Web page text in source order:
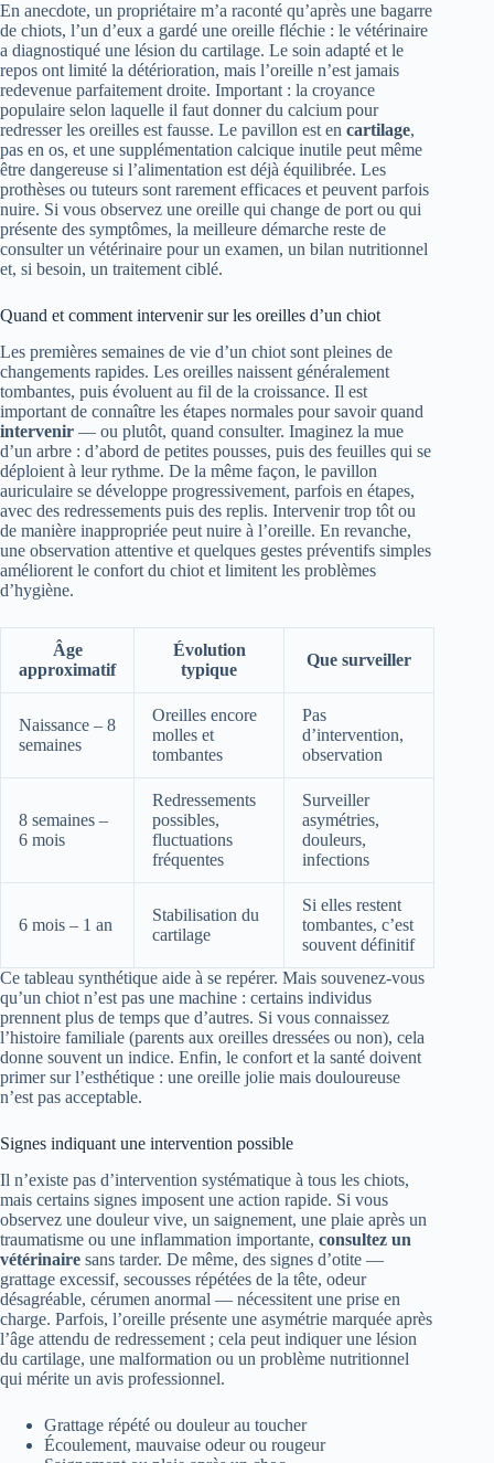
En anecdote, un propriétaire m’a raconté qu’après une bagarre
de chiots, l’un d’eux a gardé une oreille fléchie : le vétérinaire
a diagnostiqué une lésion du cartilage. Le soin adapté et le
repos ont limité la détérioration, mais l’oreille n’est jamais
redevenue parfaitement droite. Important : la croyance
populaire selon laquelle il faut donner du calcium pour
redresser les oreilles est fausse. Le pavillon est en cartilage,
pas en os, et une supplémentation calcique inutile peut même
être dangereuse si l’alimentation est déjà équilibrée. Les
prothèses ou tuteurs sont rarement efficaces et peuvent parfois
nuire. Si vous observez une oreille qui change de port ou qui
présente des symptômes, la meilleure démarche reste de
consulter un vétérinaire pour un examen, un bilan nutritionnel
et, si besoin, un traitement ciblé.
Quand et comment intervenir sur les oreilles d’un chiot
Les premières semaines de vie d’un chiot sont pleines de
changements rapides. Les oreilles naissent généralement
tombantes, puis évoluent au fil de la croissance. Il est
important de connaître les étapes normales pour savoir quand
intervenir — ou plutôt, quand consulter. Imaginez la mue
d’un arbre : d’abord de petites pousses, puis des feuilles qui se
déploient à leur rythme. De la même façon, le pavillon
auriculaire se développe progressivement, parfois en étapes,
avec des redressements puis des replis. Intervenir trop tôt ou
de manière inappropriée peut nuire à l’oreille. En revanche,
une observation attentive et quelques gestes préventifs simples
améliorent le confort du chiot et limitent les problèmes
d’hygiène.
Âge
approximatif
Évolution
typique
Que surveiller
Naissance – 8
semaines
Oreilles encore
molles et
tombantes
Pas
d’intervention,
observation
8 semaines –
6 mois
Redressements
possibles,
fluctuations
fréquentes
Surveiller
asymétries,
douleurs,
infections
6 mois – 1 an
Stabilisation du
cartilage
Si elles restent
tombantes, c’est
souvent définitif
Ce tableau synthétique aide à se repérer. Mais souvenez-vous
qu’un chiot n’est pas une machine : certains individus
prennent plus de temps que d’autres. Si vous connaissez
l’histoire familiale (parents aux oreilles dressées ou non), cela
donne souvent un indice. Enfin, le confort et la santé doivent
primer sur l’esthétique : une oreille jolie mais douloureuse
n’est pas acceptable.
Signes indiquant une intervention possible
Il n’existe pas d’intervention systématique à tous les chiots,
mais certains signes imposent une action rapide. Si vous
observez une douleur vive, un saignement, une plaie après un
traumatisme ou une inflammation importante, consultez un
vétérinaire sans tarder. De même, des signes d’otite —
grattage excessif, secousses répétées de la tête, odeur
désagréable, cérumen anormal — nécessitent une prise en
charge. Parfois, l’oreille présente une asymétrie marquée après
l’âge attendu de redressement ; cela peut indiquer une lésion
du cartilage, une malformation ou un problème nutritionnel
qui mérite un avis professionnel.
Grattage répété ou douleur au toucher
Écoulement, mauvaise odeur ou rougeur